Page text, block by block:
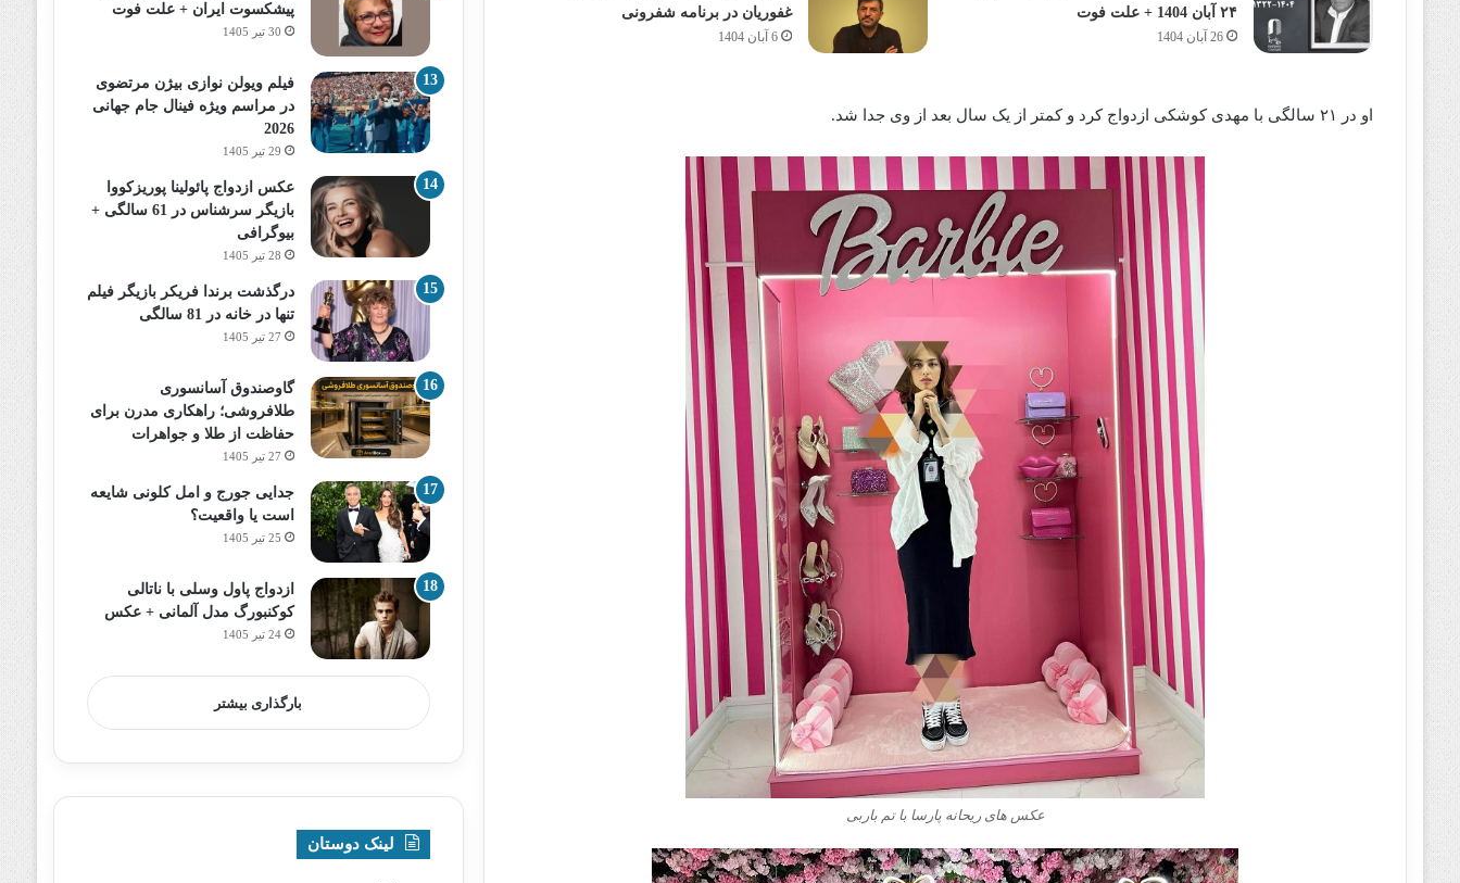
۲۴ آبان 1404 + علت فوت
26 آبان 1404
غفوریان در برنامه شفرونی
6 آبان 1404
او در ۲۱ سالگی با مهدی کوشکی ازدواج کرد و کمتر از یک سال بعد از وی جدا شد.
عکس های ریحانه پارسا با تم باربی
پیشکسوت ایران + علت فوت
30 تیر 1405
فیلم ویولن نوازی بیژن مرتضوی
در مراسم ویژه فینال جام جهانی
2026
29 تیر 1405
عکس ازدواج پائولینا پوریزکووا
بازیگر سرشناس در 61 سالگی +
بیوگرافی
28 تیر 1405
درگذشت برندا فریکر بازیگر فیلم
تنها در خانه در 81 سالگی
27 تیر 1405
گاوصندوق آسانسوری
طلافروشی؛ راهکاری مدرن برای
حفاظت از طلا و جواهرات
27 تیر 1405
جدایی جورج و امل کلونی شایعه
است یا واقعیت؟
25 تیر 1405
ازدواج پاول وسلی با ناتالی
کوکنبورگ مدل آلمانی + عکس
24 تیر 1405
بارگذاری بیشتر
لینک دوستان